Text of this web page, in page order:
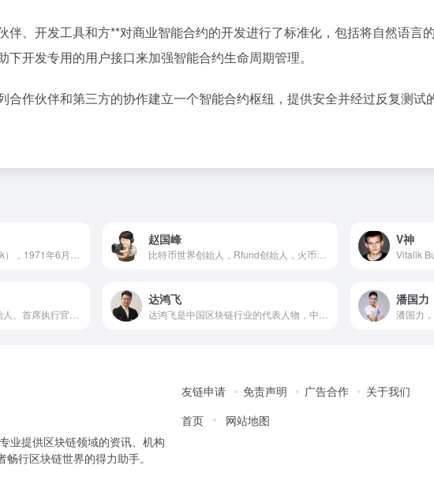
伴、开发工具和方**对商业智能合约的开发进行了标准化，包括将自然语言
下开发专用的用户接口来加强智能合约生命周期管理。
合作伙伴和第三方的协作建立一个智能合约枢纽，提供安全并经过反复测
赵国峰 V神
达鸿飞 潘国力
业提供区块链领域的资讯、机构
行区块链世界的得力助手。
友链申请 免责声明 广告合作
关于我们
首页
网站地图